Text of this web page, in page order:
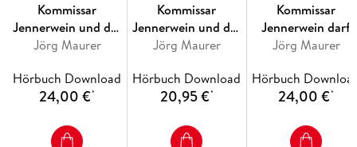
Kommissar
Jennerwein und der
tintendunkle
Jörg Maurer
Hörbuch Download
24,00 €*
Kommissar
Jennerwein und der
tintendunkle
Jörg Maurer
Hörbuch Download
20,95 €*
Kommissar
Jennerwein darf
nicht sterben
Jörg Maurer
Hörbuch
24,00 €*